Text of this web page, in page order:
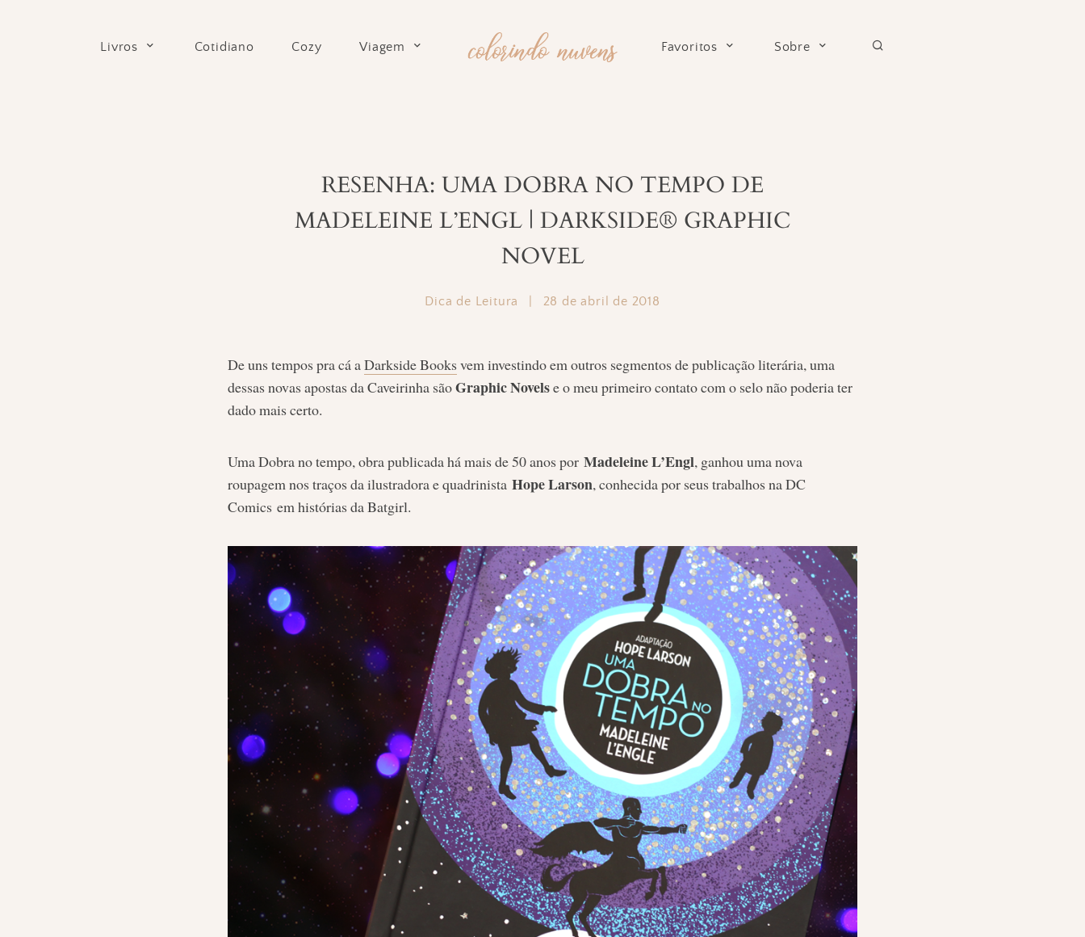
Livros Cotidiano Cozy Viagem Favoritos Sobre
RESENHA: UMA DOBRA NO TEMPO DE
MADELEINE L’ENGL | DARKSIDE® GRAPHIC
NOVEL
Dica de Leitura 28 de abril de 2018
De uns tempos pra cá aDarkside Books vem investindo em outros segmentos de publicação literária, uma
dessas novas apostas da Caveirinha sãoGraphic Novelse o meu primeiro contato com o selo não poderia ter
dado mais certo.
Uma Dobra no tempo, obra publicada há mais de 50 anos por Madeleine L’Engl, ganhou uma nova
roupagem nos traços da ilustradora e quadrinista Hope Larson, conhecida por seus trabalhos na DC
Comics em histórias da Batgirl.